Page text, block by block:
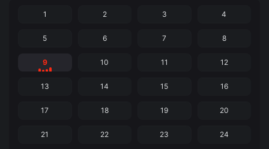
1 2 3 4
5 6 7 8
9 10 11 12
13 14 15 16
17 18 19 20
21 22 23 24